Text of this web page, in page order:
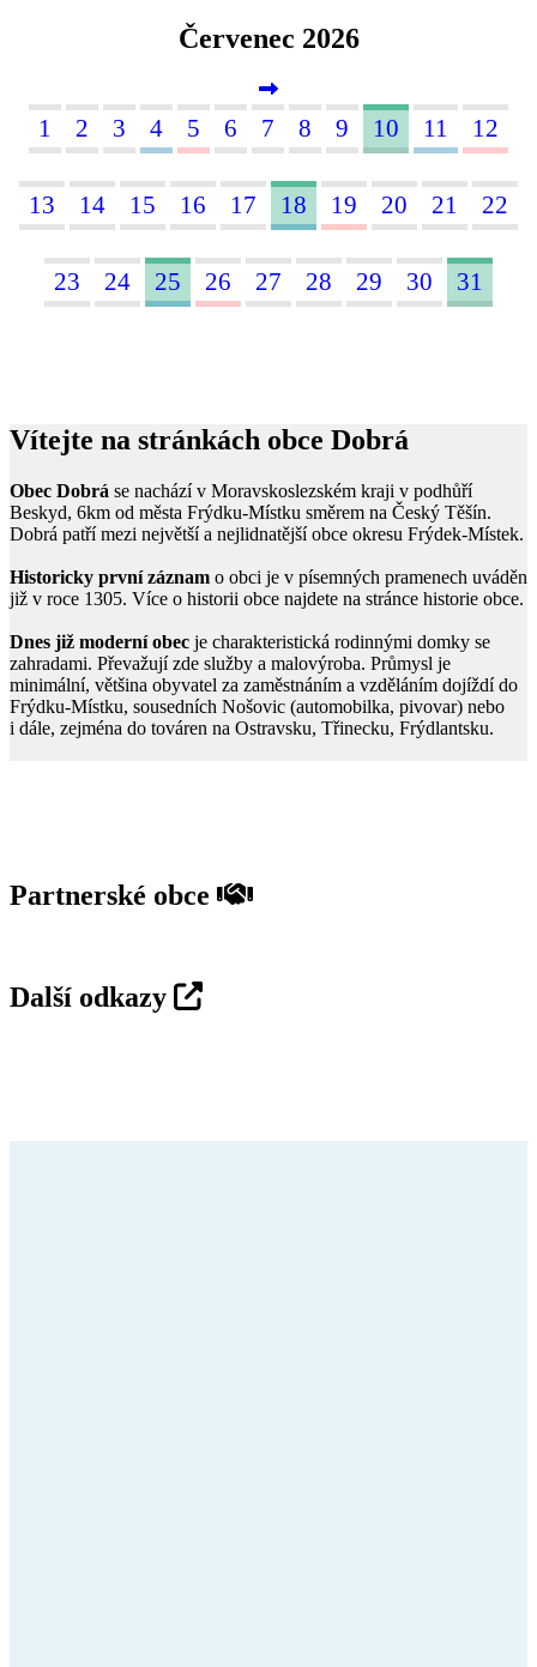
Červenec 2026
1 2 3 4 5 6 7 8 9 10 11 12
13 14 15 16 17 18 19 20 21 22
23 24 25 26 27 28 29 30 31
Vítejte na stránkách obce Dobrá
Obec Dobrá se nachází v Moravskoslezském kraji v podhůří
Beskyd, 6km od města Frýdku-Místku směrem na Český Těšín.
Dobrá patří mezi největší a nejlidnatější obce okresu Frýdek-Místek.
Historicky první záznam o obci je v písemných pramenech uváděn
již v roce 1305. Více o historii obce najdete na stránce historie obce.
Dnes již moderní obec je charakteristická rodinnými domky se
zahradami. Převažují zde služby a malovýroba. Průmysl je
minimální, většina obyvatel za zaměstnáním a vzděláním dojíždí do
Frýdku-Místku, sousedních Nošovic (automobilka, pivovar) nebo
i dále, zejména do továren na Ostravsku, Třinecku, Frýdlantsku.
Partnerské obce
Další odkazy